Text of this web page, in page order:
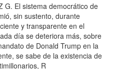
G. El sistema democrático de
sin sustento, durante
y transparente en el
día se deteriora más, sobre
de Donald Trump en la
se sabe de la existencia de
R